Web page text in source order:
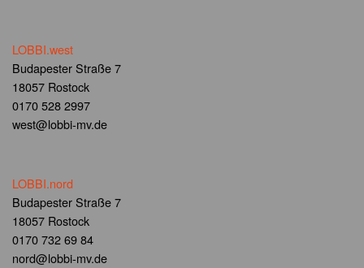
LOBBI.west
Budapester Straße 7
18057 Rostock
0170 528 2997
west@lobbi-mv.de
LOBBI.nord
Budapester Straße 7
18057 Rostock
0170 732 69 84
nord@lobbi-mv.de